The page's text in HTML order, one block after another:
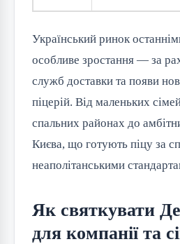
Український ринок
особливе зростання — за
служб доставки та появи
піцерій. Від маленьких
спальних районах до
Києва, що готують піцу за
неаполітанськими
Як святкувати
для компанії та